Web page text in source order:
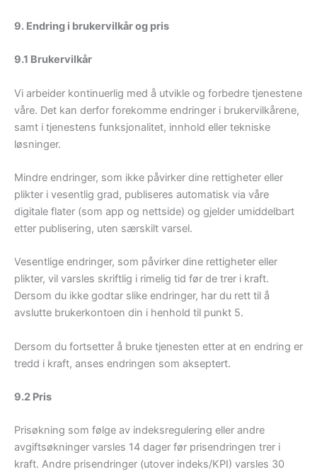
9. Endring i brukervilkår og pris
9.1 Brukervilkår
Vi arbeider kontinuerlig med å utvikle og forbedre tjenestene
våre. Det kan derfor forekomme endringer i brukervilkårene,
samt i tjenestens funksjonalitet, innhold eller tekniske
løsninger.
Mindre endringer, som ikke påvirker dine rettigheter eller
plikter i vesentlig grad, publiseres automatisk via våre
digitale flater (som app og nettside) og gjelder umiddelbart
etter publisering, uten særskilt varsel.
Vesentlige endringer, som påvirker dine rettigheter eller
plikter, vil varsles skriftlig i rimelig tid før de trer i kraft.
Dersom du ikke godtar slike endringer, har du rett til å
avslutte brukerkontoen din i henhold til punkt 5.
Dersom du fortsetter å bruke tjenesten etter at en endring er
tredd i kraft, anses endringen som akseptert.
9.2 Pris
Prisøkning som følge av indeksregulering eller andre
avgiftsøkninger varsles 14 dager før prisendringen trer i
kraft. Andre prisendringer (utover indeks/KPI) varsles 30